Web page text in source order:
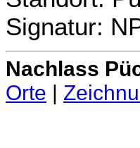
Signatur:
Nachlass
Orte